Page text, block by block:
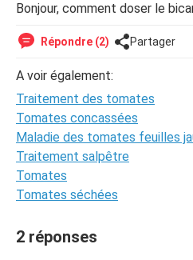
Bonjour, comment doser le
Répondre (2) Partager
A voir également:
Traitement des tomates
Tomates concassées
Maladie des tomates feuilles
Traitement salpêtre
Tomates
Tomates séchées
2 réponses